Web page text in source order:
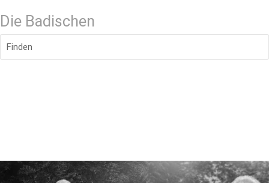
Die Badischen
Finden